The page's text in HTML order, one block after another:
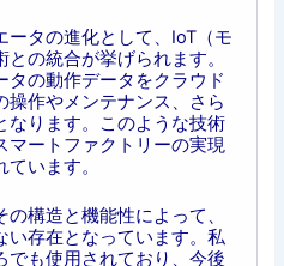
ータの進化として、IoT（モ
の統合が挙げられます。
タの動作データをクラウド
作やメンテナンス、さら
なります。このような技術
マートファクトリーの実現
います。
構造と機能性によって、
い存在となっています。私
でも使用されており、今後